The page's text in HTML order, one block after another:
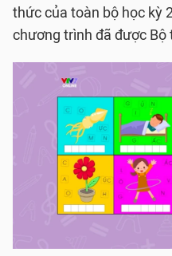
thức của toàn bộ học kỳ
chương trình đã được Bộ